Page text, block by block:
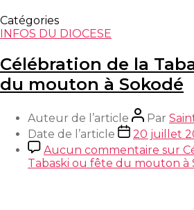
Catégories
INFOS DU DIOCESE
Célébration de la
du mouton à Sokodé
Auteur de l’article Par
Date de l’article
20 juillet
Aucun commentaire sur
Tabaski ou fête du mouton à